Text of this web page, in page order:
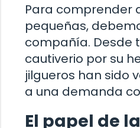
Para comprender
pequeñas,
compañía. Desde
cautiverio por su
jilgueros han sido
a una demanda
El papel de